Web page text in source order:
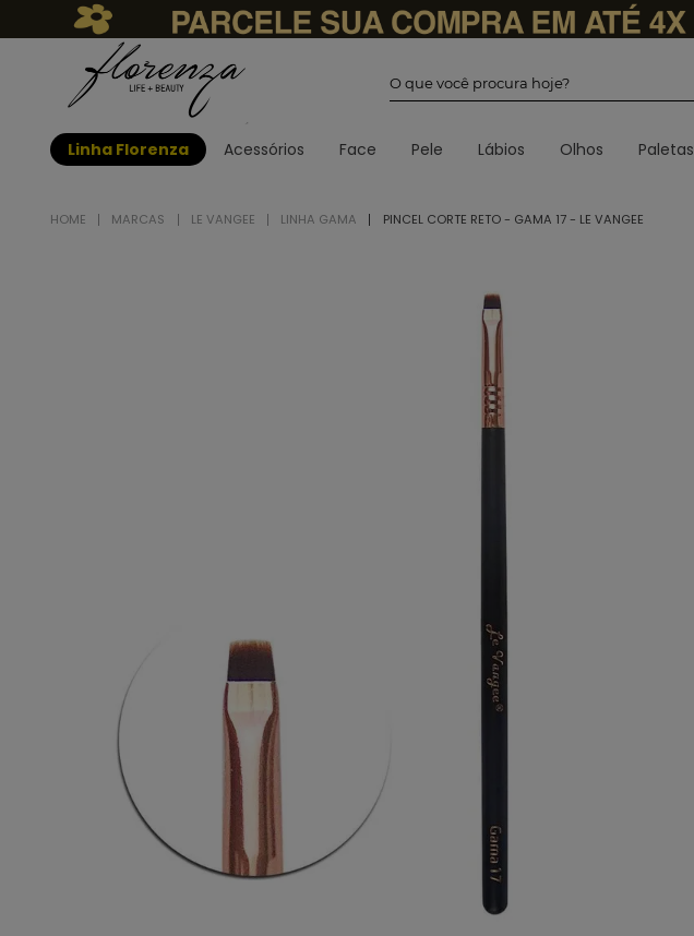
Linha Florenza Acessórios Face Pele Lábios Olhos Paletas
MARCAS LE VANGEE LINHA GAMA PINCEL CORTE RETO - GAMA 17 - LE VANGEE